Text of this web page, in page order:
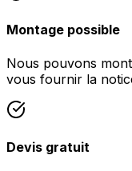
Montage possible
Nous pouvons
vous fournir la
Devis gratuit